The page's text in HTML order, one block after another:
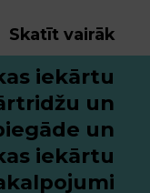
Skatīt vairāk
iekārtu
un
un
iekārtu